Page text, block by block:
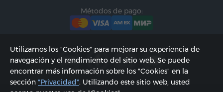
Métodos de pago:
Utilizamos los "Cookies" para mejorar su experiencia de
navegación y el rendimiento del sitio web. Se puede
encontrar más información sobre los "Cookies" en la
sección "Privacidad". Utilizando este sitio web, usted